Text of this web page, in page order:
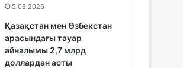
5.08.2026
Қазақстан мен Өзбекстан
арасындағы тауар
айналымы 2,7 млрд
доллардан асты